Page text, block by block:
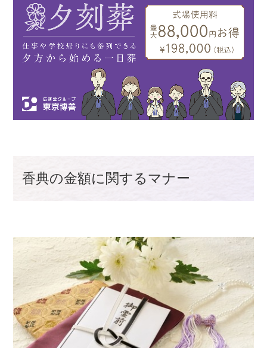
香典の金額に関するマナー